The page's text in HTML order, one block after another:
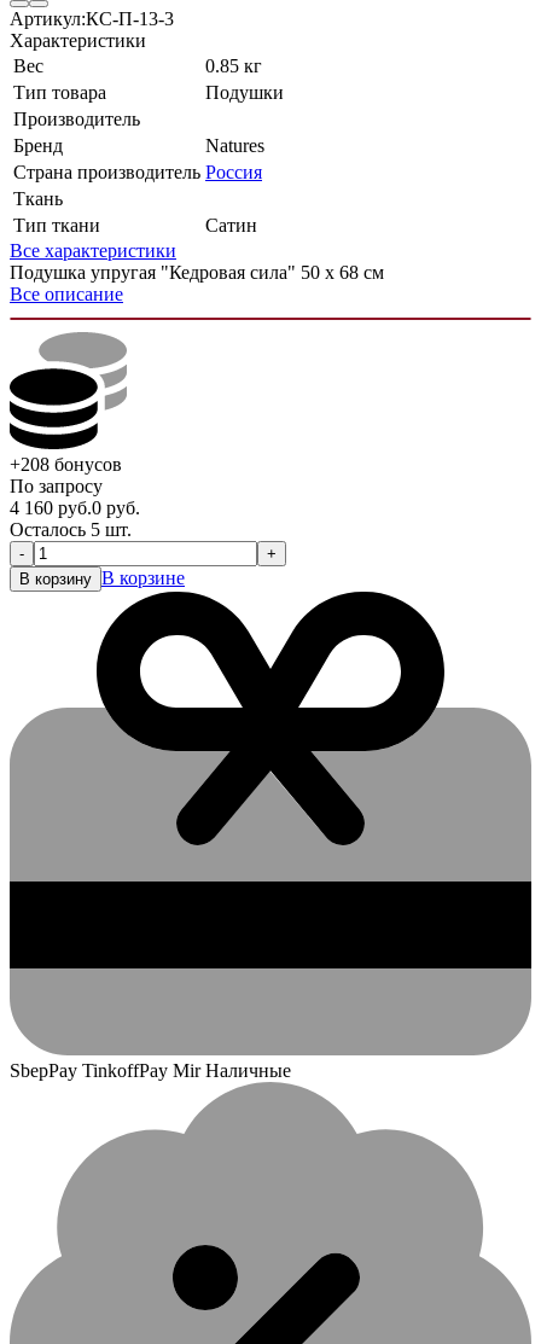
Артикул:КС-П-13-3
Характеристики
Вес
0.85 кг
Тип товара
Подушки
Производитель
Бренд
Natures
Страна производитель Россия
Ткань
Тип ткани
Сатин
Все характеристики
Подушка упругая "Кедровая сила" 50 х 68 см
Все описание
+208 бонусов
По запросу
4 160 руб.0 руб.
Осталось 5 шт.
-
+
В корзину В корзине
SbepPay TinkoffPay Mir Наличные